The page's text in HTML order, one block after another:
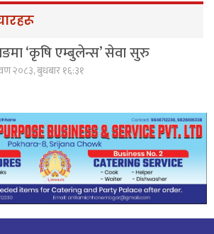
‘कृषि एम्बुलेन्स’ सेवा सुरु
२०८३, बुधबार १६:३१